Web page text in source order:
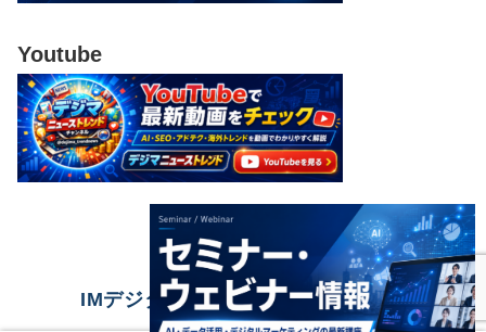
Youtube
IMデジタルマーケティングニュース